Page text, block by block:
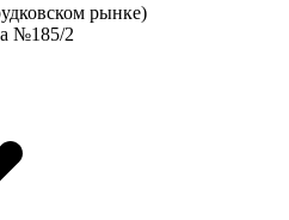
рынке)
№185/2